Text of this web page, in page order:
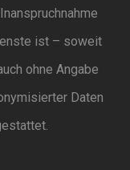
ist – soweit
ohne Angabe
Daten